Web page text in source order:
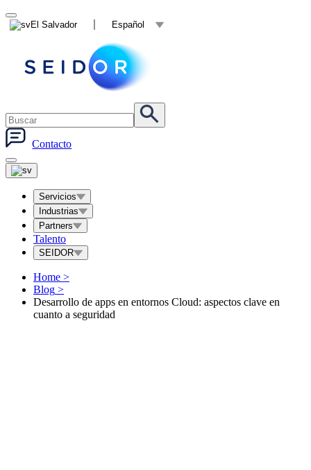
El Salvador Español
Contacto
Servicios
Industrias
Partners
Talento
SEIDOR
Home >
Blog >
Desarrollo de apps en entornos Cloud: aspectos clave en
cuanto a seguridad